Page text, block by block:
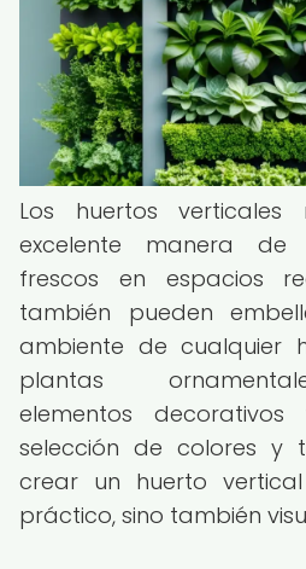
Los huertos
excelente manera de
frescos en espacios
también pueden
ambiente de cualquier
plantas
elementos
selección de colores y
crear un huerto
práctico, sino también